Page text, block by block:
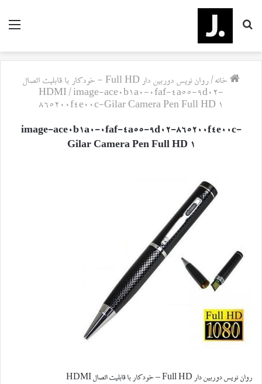
منو
برای
خانه /
روان نویس دوربین دار Full HD - خودکار با قابلیت اتصال
HDMI / image-ace0b1a0-0faf-4a55-9d02-
865200f4e00c-Gilar Camera Pen Full HD 1
image-ace0b1a0-0faf-4a55-9d02-865200f4e00c-
Gilar Camera Pen Full HD 1
روان نویس دوربین دار Full HD – خودکار با قابلیت اتصال HDMI